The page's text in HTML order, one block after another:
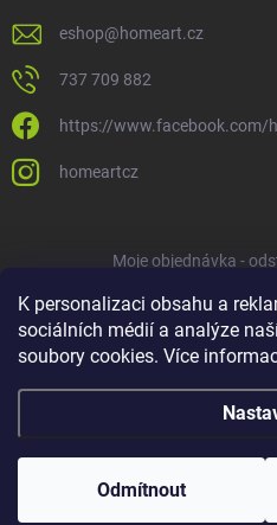
K personalizaci obsahu a
sociálních médií a analýze
soubory cookies. Více
Odmítnout
eshop@homeart.cz
737 709 882
https://www.facebook.com/
homeartcz
Moje objednávka -
Copyright 2026HOMEART. Všechna